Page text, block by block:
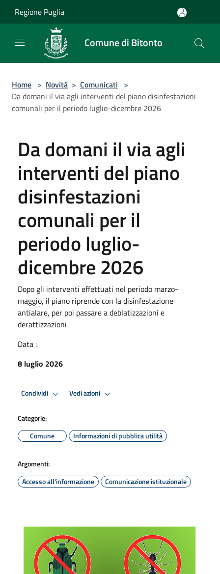
Regione Puglia
Comune di Bitonto
Home > Novità > Comunicati >
Da domani il via agli interventi del piano disinfestazioni
comunali per il periodo luglio-dicembre 2026
Da domani il via agli
interventi del piano
disinfestazioni
comunali per il
periodo luglio-
dicembre 2026
Dopo gli interventi effettuati nel periodo marzo-
maggio, il piano riprende con la disinfestazione
antialare, per poi passare a deblatizzazioni e
derattizzazioni
Data :
8 luglio 2026
Condividi Vedi azioni
Categorie:
Comune
Informazioni di pubblica utilità
Argomenti:
Accesso all'informazione
Comunicazione istituzionale